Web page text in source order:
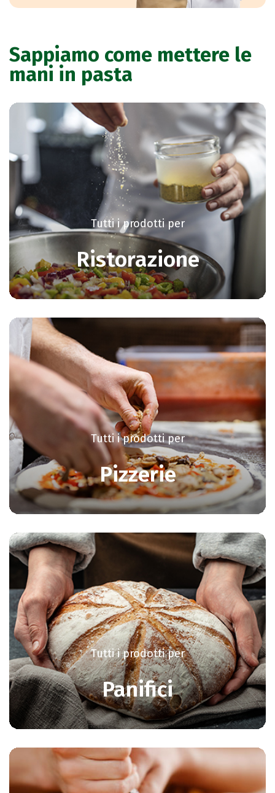
Sappiamo come mettere le
mani in pasta
Tutti i prodotti per
Ristorazione
Tutti i prodotti per
Pizzerie
Tutti i prodotti per
Panifici